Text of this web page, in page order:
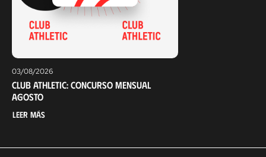
03/08/2026
Club Athletic: Concurso mensual
agosto
Leer más